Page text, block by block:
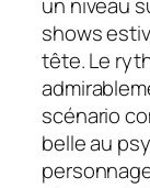
un niveau
shows
tête. Le
scénario
belle au